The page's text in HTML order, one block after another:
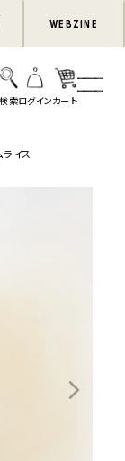
WEBZINE
イス